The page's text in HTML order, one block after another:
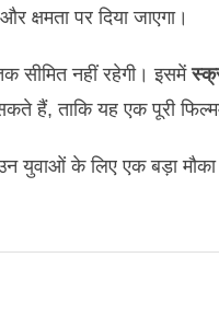
क्षमता पर दिया जाएगा।
सीमित नहीं रहेगी। इसमें
हैं, ताकि यह एक पूरी
के लिए एक बड़ा मौका